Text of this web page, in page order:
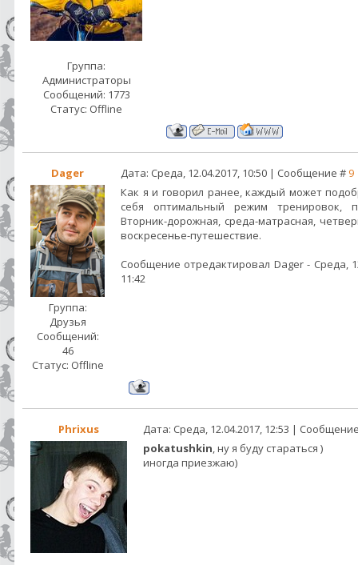
Группа:
Администраторы
Сообщений: 1773
Статус: Offline
Dager Дата: Среда, 12.04.2017, 10:50 | Сообщение # 9
Группа:
Друзья
Сообщений:
46
Статус: Offline
Как я и говорил ранее, каждый может
себя оптимальный режим тренировок,
Вторник-дорожная, среда-матрасная,
воскресенье-путешествие.
Сообщение отредактировал Dager- Среда,
11:42
Phrixus Дата: Среда, 12.04.2017, 12:53 |
pokatushkin, ну я буду стараться )
иногда приезжаю)